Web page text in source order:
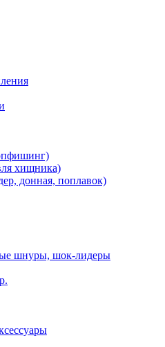
хищника)
донная, поплавок)
шнуры, шок-лидеры